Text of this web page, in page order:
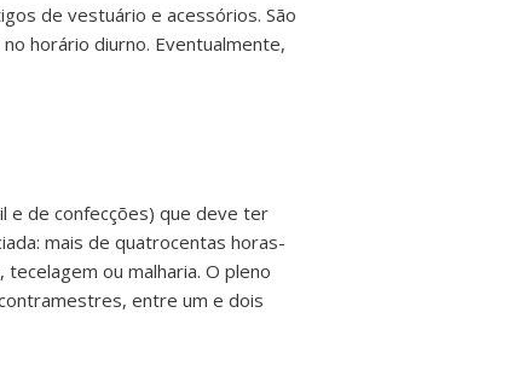
de vestuário e acessórios. São
horário diurno. Eventualmente,
e de confecções) que deve ter
mais de quatrocentas horas-
ou malharia. O pleno
entre um e dois